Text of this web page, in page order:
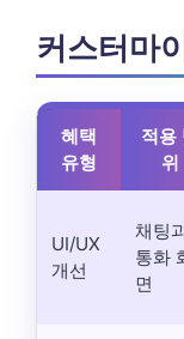
커스터마
혜택
유형
적용
위
UI/UX
개선
채팅
통화
면